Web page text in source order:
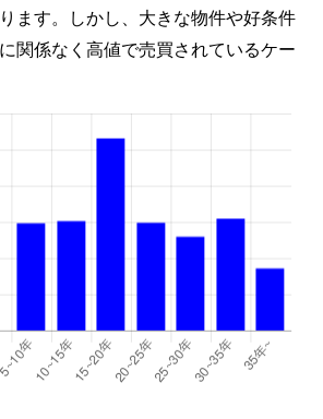
ます。しかし、大きな物件や好条件
関係なく高値で売買されているケー